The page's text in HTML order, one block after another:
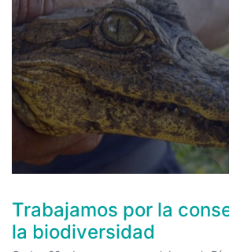
Trabajamos por la
la biodiversidad